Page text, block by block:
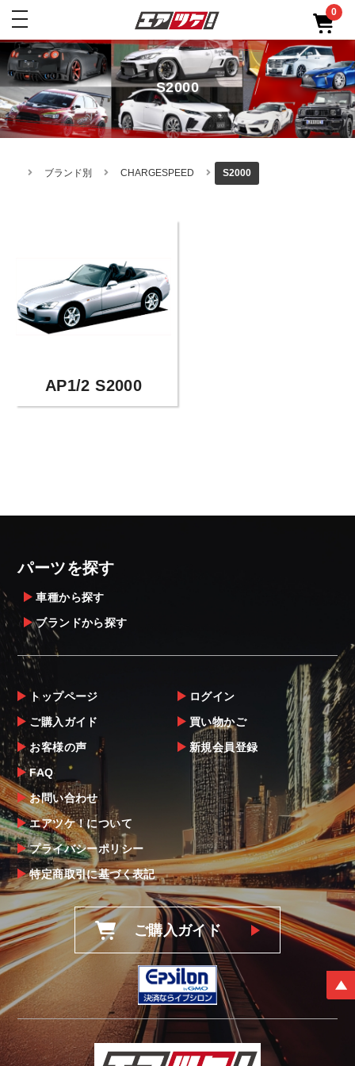
toggle
0
S2000
ブランド別 CHARGESPEED S2000
AP1/2 S2000
パーツを探す
車種から探す
ブランドから探す
トップページ
ご購入ガイド
お客様の声
FAQ
お問い合わせ
エアツケ！について
プライバシーポリシー
特定商取引に基づく表記
ログイン
買い物かご
新規会員登録
ご購入ガイド